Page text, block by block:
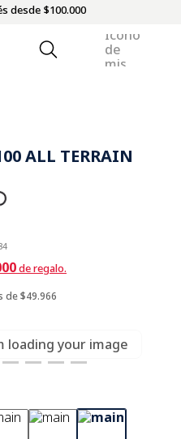
desde $100.000
ALL TERRAIN
de regalo.
de $49.966
loading your image